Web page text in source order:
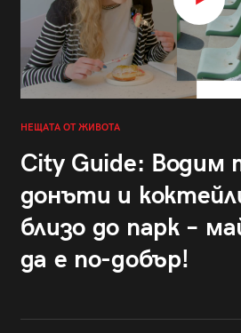
НЕЩАТА ОТ ЖИВОТА
City Guide: Водим
донъти и
близо до парк –
да е по-добър!